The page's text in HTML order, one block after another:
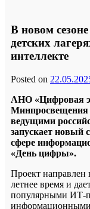
В новом
детских
интеллекте
Posted on
АНО «Цифровая
ведущими
запускает новый
сфере
«День цифры».
Проект
летнее время и
популярными ИТ-
информационными